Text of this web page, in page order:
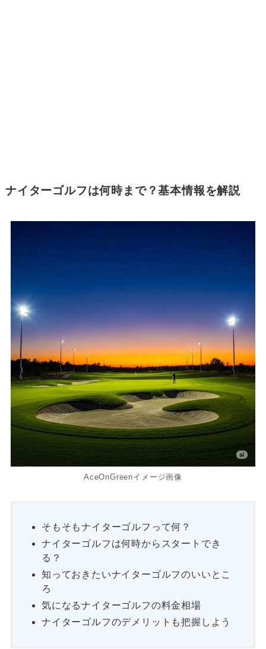
ナイターゴルフは何時まで？基本情報を解説
AceOnGreenイメージ画像
そもそもナイターゴルフって何？
ナイターゴルフは何時からスタートでき
る？
知っておきたいナイターゴルフのいいとこ
ろ
気になるナイターゴルフの料金相場
ナイターゴルフのデメリットも把握しよう